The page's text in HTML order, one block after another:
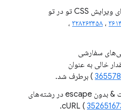
چندین اصلاحیه برای ویرایش CSS تو در تو
، ۳۲۸۲۶۳۴۵۸ ،
سفارشی
خالی به عنوان
) برطرف شد.
: رفع مشکل علامت & بدون escape در رشته‌های